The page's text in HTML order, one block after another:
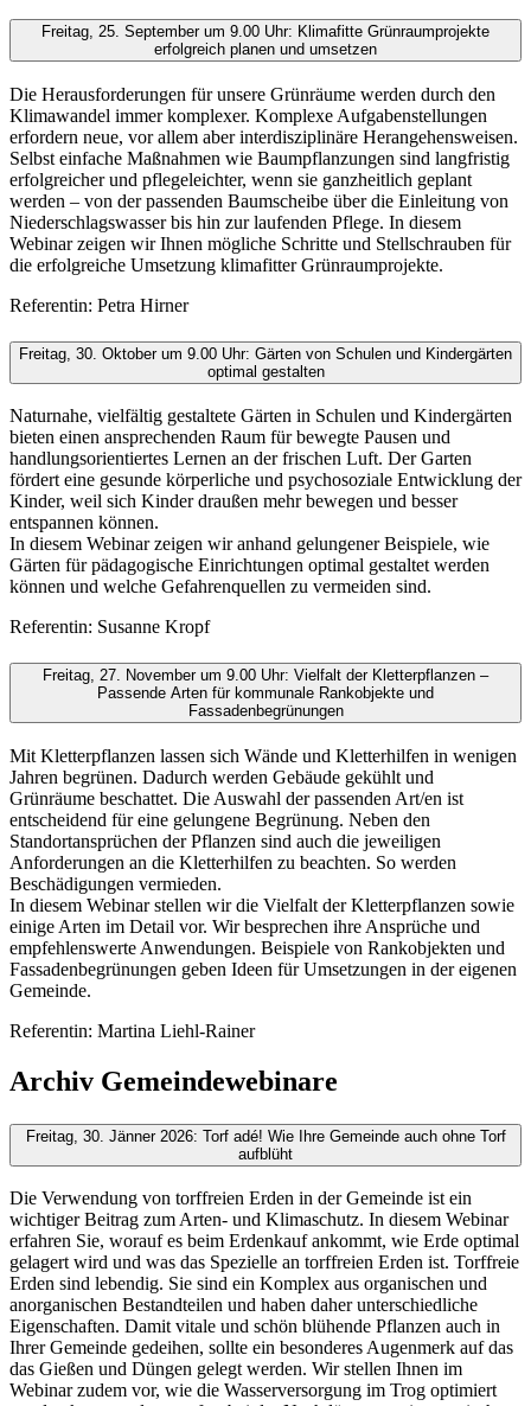
Freitag, 25. September um 9.00 Uhr: Klimafitte Grünraumprojekte
erfolgreich planen und umsetzen
Die Herausforderungen für unsere Grünräume werden durch den
Klimawandel immer komplexer. Komplexe Aufgabenstellungen
erfordern neue, vor allem aber interdisziplinäre Herangehensweisen.
Selbst einfache Maßnahmen wie Baumpflanzungen sind langfristig
erfolgreicher und pflegeleichter, wenn sie ganzheitlich geplant
werden – von der passenden Baumscheibe über die Einleitung von
Niederschlagswasser bis hin zur laufenden Pflege. In diesem
Webinar zeigen wir Ihnen mögliche Schritte und Stellschrauben für
die erfolgreiche Umsetzung klimafitter Grünraumprojekte.
Referentin: Petra Hirner
Freitag, 30. Oktober um 9.00 Uhr: Gärten von Schulen und Kindergärten
optimal gestalten
Naturnahe, vielfältig gestaltete Gärten in Schulen und Kindergärten
bieten einen ansprechenden Raum für bewegte Pausen und
handlungsorientiertes Lernen an der frischen Luft. Der Garten
fördert eine gesunde körperliche und psychosoziale Entwicklung der
Kinder, weil sich Kinder draußen mehr bewegen und besser
entspannen können.
In diesem Webinar zeigen wir anhand gelungener Beispiele, wie
Gärten für pädagogische Einrichtungen optimal gestaltet werden
können und welche Gefahrenquellen zu vermeiden sind.
Referentin: Susanne Kropf
Freitag, 27. November um 9.00 Uhr: Vielfalt der Kletterpflanzen –
Passende Arten für kommunale Rankobjekte und
Fassadenbegrünungen
Mit Kletterpflanzen lassen sich Wände und Kletterhilfen in wenigen
Jahren begrünen. Dadurch werden Gebäude gekühlt und
Grünräume beschattet. Die Auswahl der passenden Art/en ist
entscheidend für eine gelungene Begrünung. Neben den
Standortansprüchen der Pflanzen sind auch die jeweiligen
Anforderungen an die Kletterhilfen zu beachten. So werden
Beschädigungen vermieden.
In diesem Webinar stellen wir die Vielfalt der Kletterpflanzen sowie
einige Arten im Detail vor. Wir besprechen ihre Ansprüche und
empfehlenswerte Anwendungen. Beispiele von Rankobjekten und
Fassadenbegrünungen geben Ideen für Umsetzungen in der eigenen
Gemeinde.
Referentin: Martina Liehl-Rainer
Archiv Gemeindewebinare
Freitag, 30. Jänner 2026: Torf adé! Wie Ihre Gemeinde auch ohne Torf
aufblüht
Die Verwendung von torffreien Erden in der Gemeinde ist ein
wichtiger Beitrag zum Arten- und Klimaschutz. In diesem Webinar
erfahren Sie, worauf es beim Erdenkauf ankommt, wie Erde optimal
gelagert wird und was das Spezielle an torffreien Erden ist. Torffreie
Erden sind lebendig. Sie sind ein Komplex aus organischen und
anorganischen Bestandteilen und haben daher unterschiedliche
Eigenschaften. Damit vitale und schön blühende Pflanzen auch in
Ihrer Gemeinde gedeihen, sollte ein besonderes Augenmerk auf das
das Gießen und Düngen gelegt werden. Wir stellen Ihnen im
Webinar zudem vor, wie die Wasserversorgung im Trog optimiert